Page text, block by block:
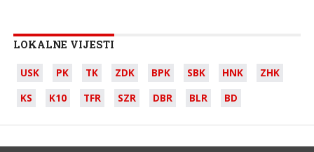
LOKALNE VIJESTI
USK PK TK ZDK BPK SBK HNK
ZHK
KS
K10 TFR SZR DBR BLR BD